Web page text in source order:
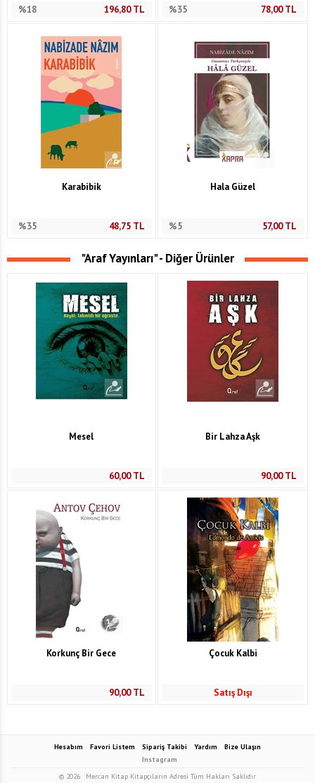
%18 196,80TL %35 78,00TL
Karabibik
%35 48,75TL
Hala Güzel
%5 57,00TL
"Araf Yayınları" - Diğer Ürünler
Mesel
60,00TL
Bir Lahza Aşk
90,00TL
Korkunç Bir Gece
90,00TL
Çocuk Kalbi
Satış Dışı
Hesabım Favori Listem Sipariş Takibi Yardım
Bize Ulaşın
Instagram
© 2026
Mercan Kitap Kitapçıların Adresi Tüm Hakları Saklıdır